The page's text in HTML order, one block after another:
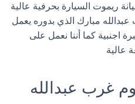
ريموت السيارة بحرفية عالية
مبارك الذي بدوره يعمل
اجنبية كما أننا نعمل على
عالية
غرب عبدالله